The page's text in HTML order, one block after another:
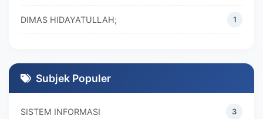
DIMAS HIDAYATULLAH; 1
DIVA MARISKA;
Subjek Populer
SISTEM INFORMASI 3